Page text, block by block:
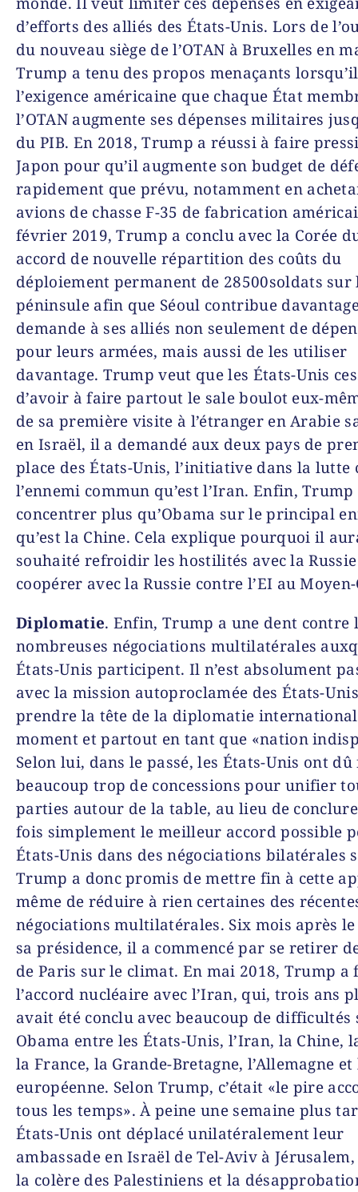
d’efforts des alliés des États-Unis. Lors de
du nouveau siège de l’OTAN à Bruxelles en
Trump a tenu des propos menaçants
l’exigence américaine que chaque État
l’OTAN augmente ses dépenses militaires
du PIB. En 2018, Trump a réussi à faire
Japon pour qu’il augmente son budget de
rapidement que prévu, notamment en
avions de chasse F-35 de fabrication
février 2019, Trump a conclu avec la Corée
accord de nouvelle répartition des coûts du
déploiement permanent de 28500soldats sur
péninsule afin que Séoul contribue
demande à ses alliés non seulement de
pour leurs armées, mais aussi de les utiliser
davantage. Trump veut que les États-Unis
d’avoir à faire partout le sale boulot eux-
de sa première visite à l’étranger en Arabie
en Israël, il a demandé aux deux pays de
place des États-Unis, l’initiative dans la lutte
l’ennemi commun qu’est l’Iran. Enfin,
concentrer plus qu’Obama sur le principal
qu’est la Chine. Cela explique pourquoi il
souhaité refroidir les hostilités avec la
coopérer avec la Russie contre l’EI au
Diplomatie. Enfin, Trump a une dent contre
nombreuses négociations multilatérales
États-Unis participent. Il n’est absolument
avec la mission autoproclamée des États-
prendre la tête de la diplomatie
moment et partout en tant que «nation
Selon lui, dans le passé, les États-Unis ont
beaucoup trop de concessions pour unifier
parties autour de la table, au lieu de
fois simplement le meilleur accord possible
États-Unis dans des négociations bilatérales
Trump a donc promis de mettre fin à cette
même de réduire à rien certaines des
négociations multilatérales. Six mois après
sa présidence, il a commencé par se retirer
de Paris sur le climat. En mai 2018, Trump a
l’accord nucléaire avec l’Iran, qui, trois ans
avait été conclu avec beaucoup de difficultés
Obama entre les États-Unis, l’Iran, la Chine,
la France, la Grande-Bretagne, l’Allemagne et
européenne. Selon Trump, c’était «le pire
tous les temps». À peine une semaine plus
États-Unis ont déplacé unilatéralement leur
ambassade en Israël de Tel-Aviv à
la colère des Palestiniens et la